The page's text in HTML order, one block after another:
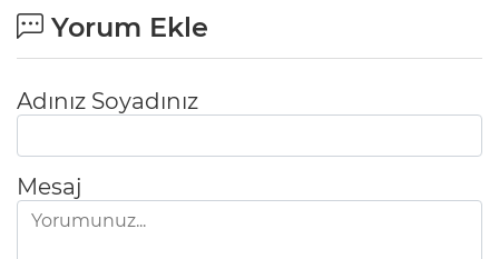
Yorum Ekle
Adınız Soyadınız
Mesaj